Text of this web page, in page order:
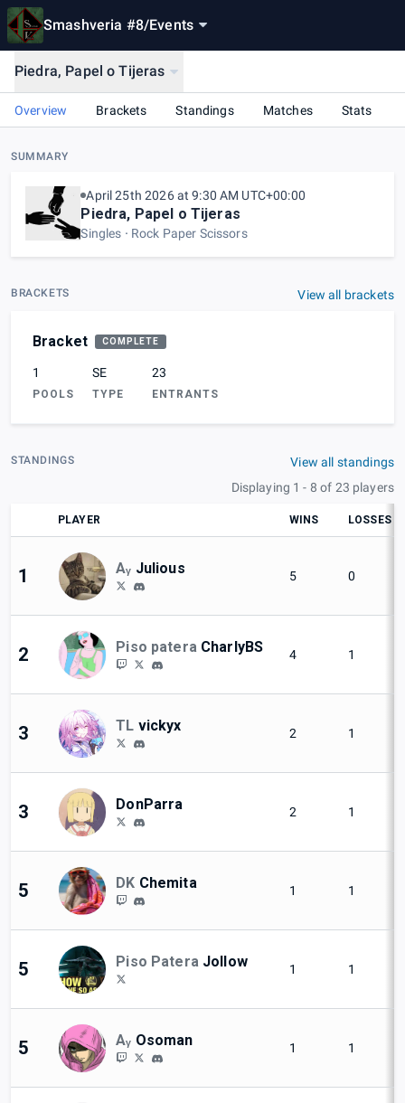
Smashveria #8/Events
Piedra, Papel o Tijeras
Overview Brackets Standings Matches Stats
SUMMARY
April 25th 2026 at 9:30 AM UTC+00:00
Piedra, Papel o Tijeras
Singles Rock Paper Scissors
BRACKETS View all brackets
Bracket COMPLETE
1
POOLS
SE
TYPE
23
ENTRANTS
STANDINGS
View all standings
Displaying 1 - 8 of 23 players
PLAYER WINS LOSSES
1 Aᵧ Julious 5 0
2 Piso patera CharlyBS 4 1
3 TL vickyx 2 1
3 DonParra 2 1
5 DK Chemita 1 1
5 Piso Patera Jollow 1 1
5 Aᵧ Osoman 1 1